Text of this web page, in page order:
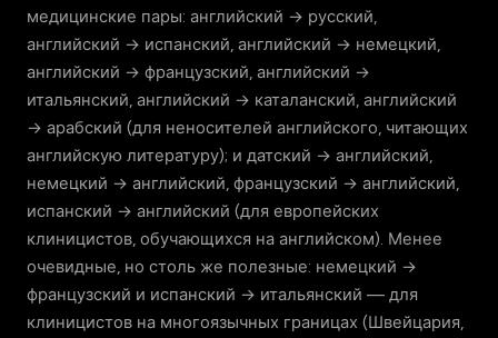
медицинские пары: английский → русский,
английский → испанский, английский → немецкий,
английский → французский, английский →
итальянский, английский → каталанский, английский
→ арабский (для неносителей английского, читающих
английскую литературу); и датский → английский,
немецкий → английский, французский → английский,
испанский → английский (для европейских
клиницистов, обучающихся на английском). Менее
очевидные, но столь же полезные: немецкий →
французский и испанский → итальянский — для
клиницистов на многоязычных границах (Швейцария,